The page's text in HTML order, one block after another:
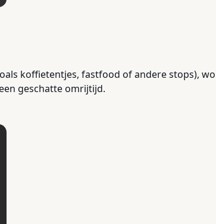
koffietentjes, fastfood of andere stops),
geschatte omrijtijd.